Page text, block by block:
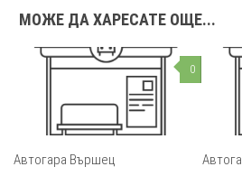
МОЖЕ ДА ХАРЕСАТЕ ОЩЕ...
0
Автогара Вършец